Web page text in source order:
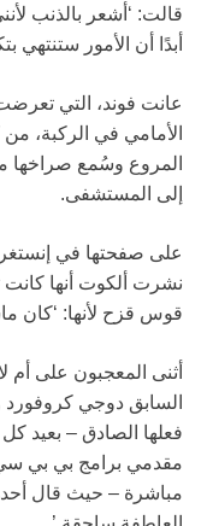
قالت: ‘أشعر بالذنب
أبدًا أن الأمور
عانت فوند، التي
الأمامي في الركبة،
المروع وسُمع صراخها
إلى المستشفى.
نشرت ألكوت أنها
قوس قزح لأنها: ‘كان
أثنى المعجبون على أم
السابق دوجي
فعلها الصادق – بعيد
مقدمي برامج بي بي
مباشرة – حيث قال